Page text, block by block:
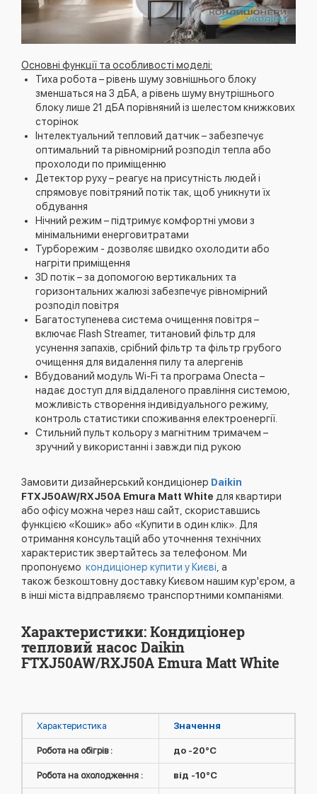
Основні функції та особливості моделі:
Тиха робота – рівень шуму зовнішнього блоку
зменшаться на 3 дБА, а рівень шуму внутрішнього
блоку лише 21 дБА порівняний із шелестом книжкових
сторінок
Інтелектуальний тепловий датчик – забезпечує
оптимальний та рівномірний розподіл тепла або
прохолоди по приміщенню
Детектор руху – реагує на присутність людей і
спрямовує повітряний потік так, щоб уникнути їх
обдування
Нічний режим – підтримує комфортні умови з
мінімальними енерговитратами
Турборежим - дозволяє швидко охолодити або
нагріти приміщення
3D потік – за допомогою вертикальних та
горизонтальних жалюзі забезпечує рівномірний
розподіл повітря
Багатоступенева система очищення повітря –
включає Flash Streamer, титановий фільтр для
усунення запахів, срібний фільтр та фільтр грубого
очищення для видалення пилу та алергенів
Вбудований модуль Wi-Fi та програма Onecta –
надає доступ для віддаленого правління системою,
можливість створення індивідуального режиму,
контроль статистики споживання електроенергії.
Стильний пульт кольору з магнітним тримачем –
зручний у використанні і завжди під рукою
Замовити дизайнерський кондиціонер Daikin
FTXJ50AW/RXJ50A Emura Matt White для квартири
або офісу можна через наш сайт, скориставшись
функцією «Кошик» або «Купити в один клік». Для
отримання консультацій або уточнення технічних
характеристик звертайтесь за телефоном. Ми
пропонуємо кондиціонер купити у Києві, а
також безкоштовну доставку Києвом нашим кур'єром, а
в інші міста відправляємо транспортними компаніями.
Характеристики: Кондиціонер
тепловий насос Daikin
FTXJ50AW/RXJ50A Emura Matt White
Характеристика Значення
Робота на обігрів : до -20°C
Робота на охолодження : від -10°C